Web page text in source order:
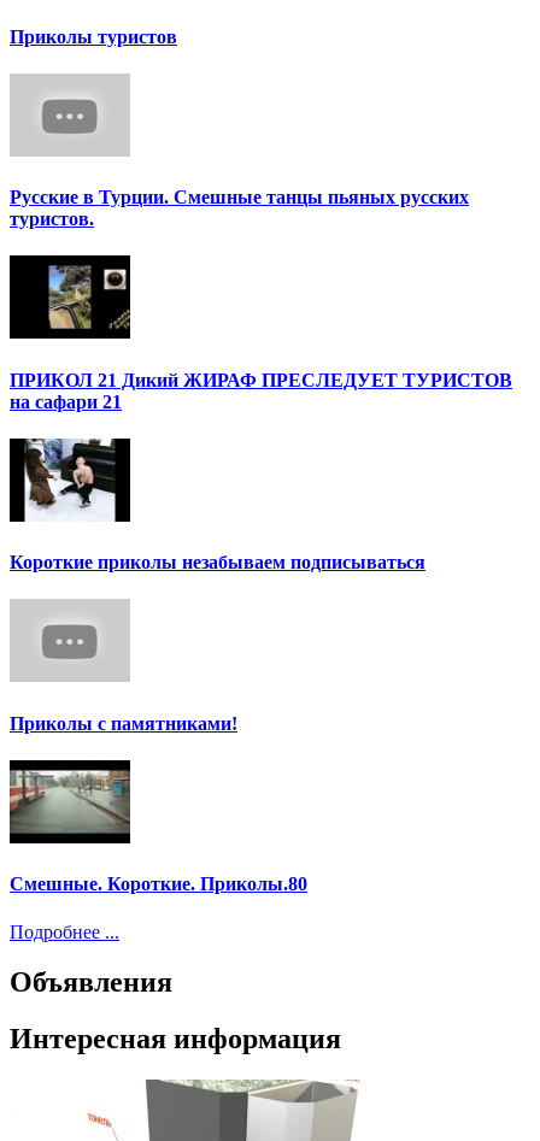
Приколы туристов
Русские в Турции. Смешные танцы пьяных русских
туристов.
ПРИКОЛ 21 Дикий ЖИРАФ ПРЕСЛЕДУЕТ ТУРИСТОВ
на сафари 21
Короткие приколы незабываем подписываться
Приколы с памятниками!
Смешные. Короткие. Приколы.80
Подробнее ...
Объявления
Интересная информация